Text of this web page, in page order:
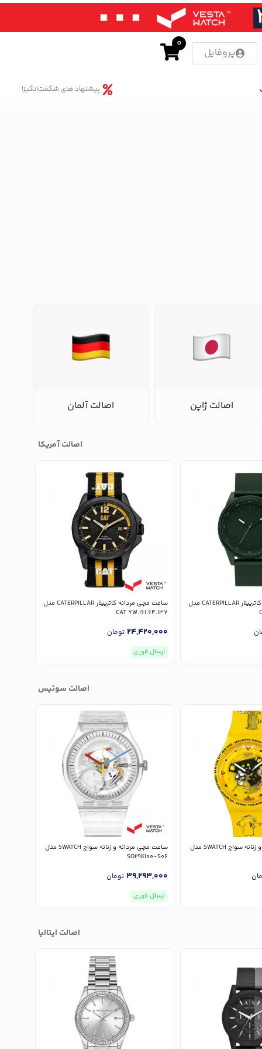
پروفایل
0
پیشنهاد های شگفت‌انگیز!
اصالت ژاپن اصالت آلمان
اصالت آمریکا
ساعت مچی مردانه کاترپیلار CATERPILLAR مدل
ساعت مچی مردانه کاترپیلار CATERPILLAR مدل
CAT YW.161.64.137
24,420,000 تومان
ارسال فوری
اصالت سوئیس
ساعت مچی مردانه و زنانه سواچ SWATCH مدل
ساعت مچی مردانه و زنانه سواچ SWATCH مدل
SO29K100-S06
39,293,000 تومان
ارسال فوری
اصالت ایتالیا